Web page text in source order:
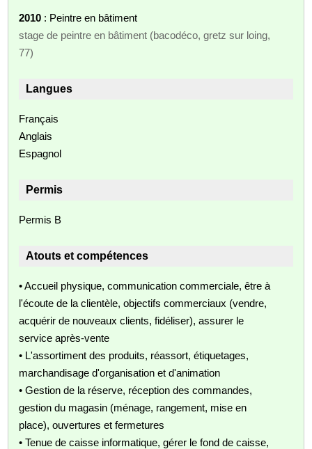
2010 : Peintre en bâtiment
stage de peintre en bâtiment (bacodéco, gretz sur loing,
77)
Langues
Français
Anglais
Espagnol
Permis
Permis B
Atouts et compétences
• Accueil physique, communication commerciale, être à
l'écoute de la clientèle, objectifs commerciaux (vendre,
acquérir de nouveaux clients, fidéliser), assurer le
service après-vente
• L'assortiment des produits, réassort, étiquetages,
marchandisage d'organisation et d'animation
• Gestion de la réserve, réception des commandes,
gestion du magasin (ménage, rangement, mise en
place), ouvertures et fermetures
• Tenue de caisse informatique, gérer le fond de caisse,